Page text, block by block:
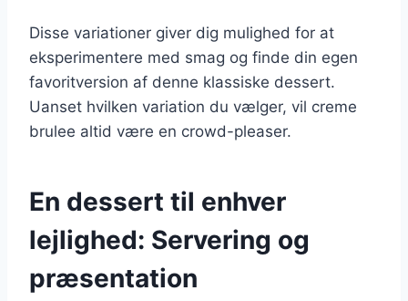
Disse variationer giver dig mulighed for at
eksperimentere med smag og finde din egen
favoritversion af denne klassiske dessert.
Uanset hvilken variation du vælger, vil creme
brulee altid være en crowd-pleaser.
En dessert til enhver
lejlighed: Servering og
præsentation